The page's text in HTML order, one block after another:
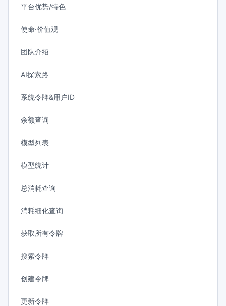
平台优势/特色
使命·价值观
团队介绍
AI探索路
系统令牌&用户ID
余额查询
模型列表
模型统计
总消耗查询
消耗细化查询
获取所有令牌
搜索令牌
创建令牌
更新令牌